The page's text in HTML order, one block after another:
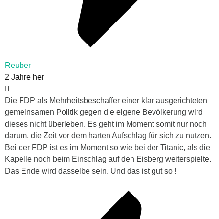
Reuber
2 Jahre her
Die FDP als Mehrheitsbeschaffer einer klar ausgerichteten
gemeinsamen Politik gegen die eigene Bevölkerung wird
dieses nicht überleben. Es geht im Moment somit nur noch
darum, die Zeit vor dem harten Aufschlag für sich zu nutzen.
Bei der FDP ist es im Moment so wie bei der Titanic, als die
Kapelle noch beim Einschlag auf den Eisberg weiterspielte.
Das Ende wird dasselbe sein. Und das ist gut so !